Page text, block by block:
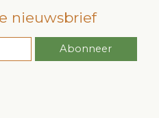
nieuwsbrief
Abonneer